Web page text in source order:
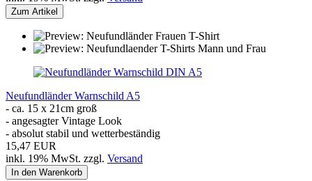
Zum Artikel
Neufundländer Warnschild A5
- ca. 15 x 21cm groß
- angesagter Vintage Look
- absolut stabil und wetterbeständig
15,47 EUR
inkl. 19% MwSt. zzgl. Versand
In den Warenkorb